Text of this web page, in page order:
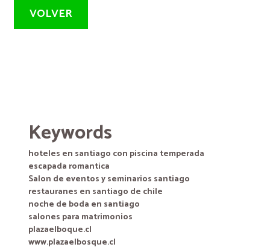
VOLVER
Keywords
hoteles en santiago con piscina temperada
escapada romantica
Salon de eventos y seminarios santiago
restauranes en santiago de chile
noche de boda en santiago
salones para matrimonios
plazaelboque.cl
www.plazaelbosque.cl